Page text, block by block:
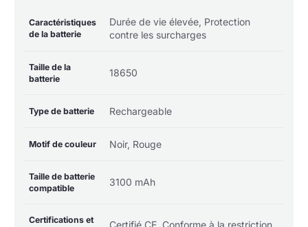
des
spécifications
produit
spécificationspécification
Caractéristiques
de la batterie
Durée de vie élevée, Protection
contre les surcharges
Taille de la
batterie
18650
Type de batterie Rechargeable
Motif de couleur Noir, Rouge
Taille de batterie
compatible
3100 mAh
Certifications et
Certifié CE, Conforme à la restriction